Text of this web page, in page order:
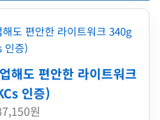
해도 편안한 라이트워크
인증)
원